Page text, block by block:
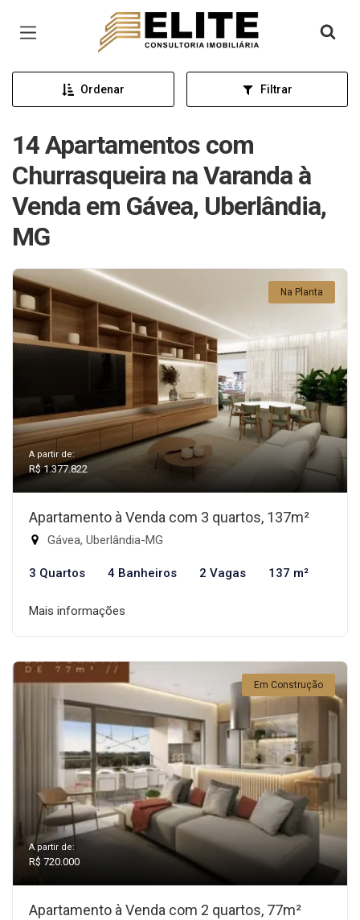
Página inicial
Ordenar Filtrar
14 Apartamentos com
Churrasqueira na Varanda à
Venda em Gávea, Uberlândia,
MG
Na Planta
A partir de:
R$ 1.377.822
Apartamento à Venda com 3 quartos, 137m²
Gávea, Uberlândia-MG
3 Quartos 4 Banheiros 2 Vagas 137 m²
Mais informações
Em Construção
A partir de:
R$ 720.000
Apartamento à Venda com 2 quartos, 77m²